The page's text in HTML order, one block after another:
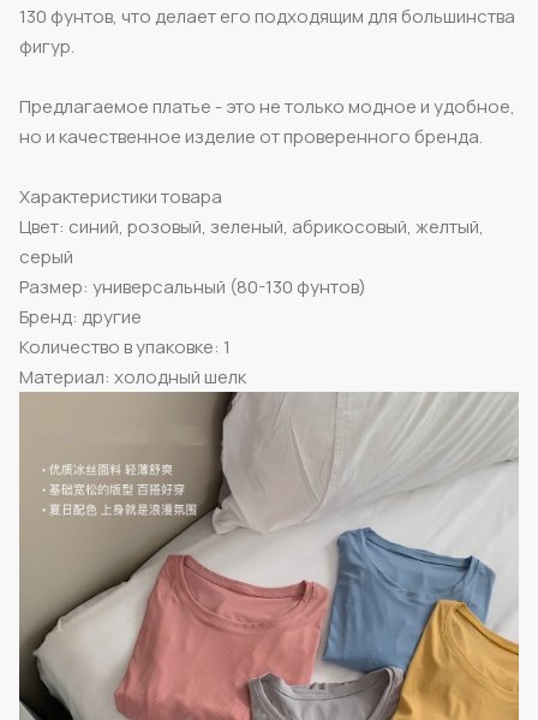
130 фунтов, что делает его подходящим для большинства
фигур.
Предлагаемое платье - это не только модное и удобное,
но и качественное изделие от проверенного бренда.
Характеристики товара
Цвет: синий, розовый, зеленый, абрикосовый, желтый,
серый
Размер: универсальный (80-130 фунтов)
Бренд: другие
Количество в упаковке: 1
Материал: холодный шелк